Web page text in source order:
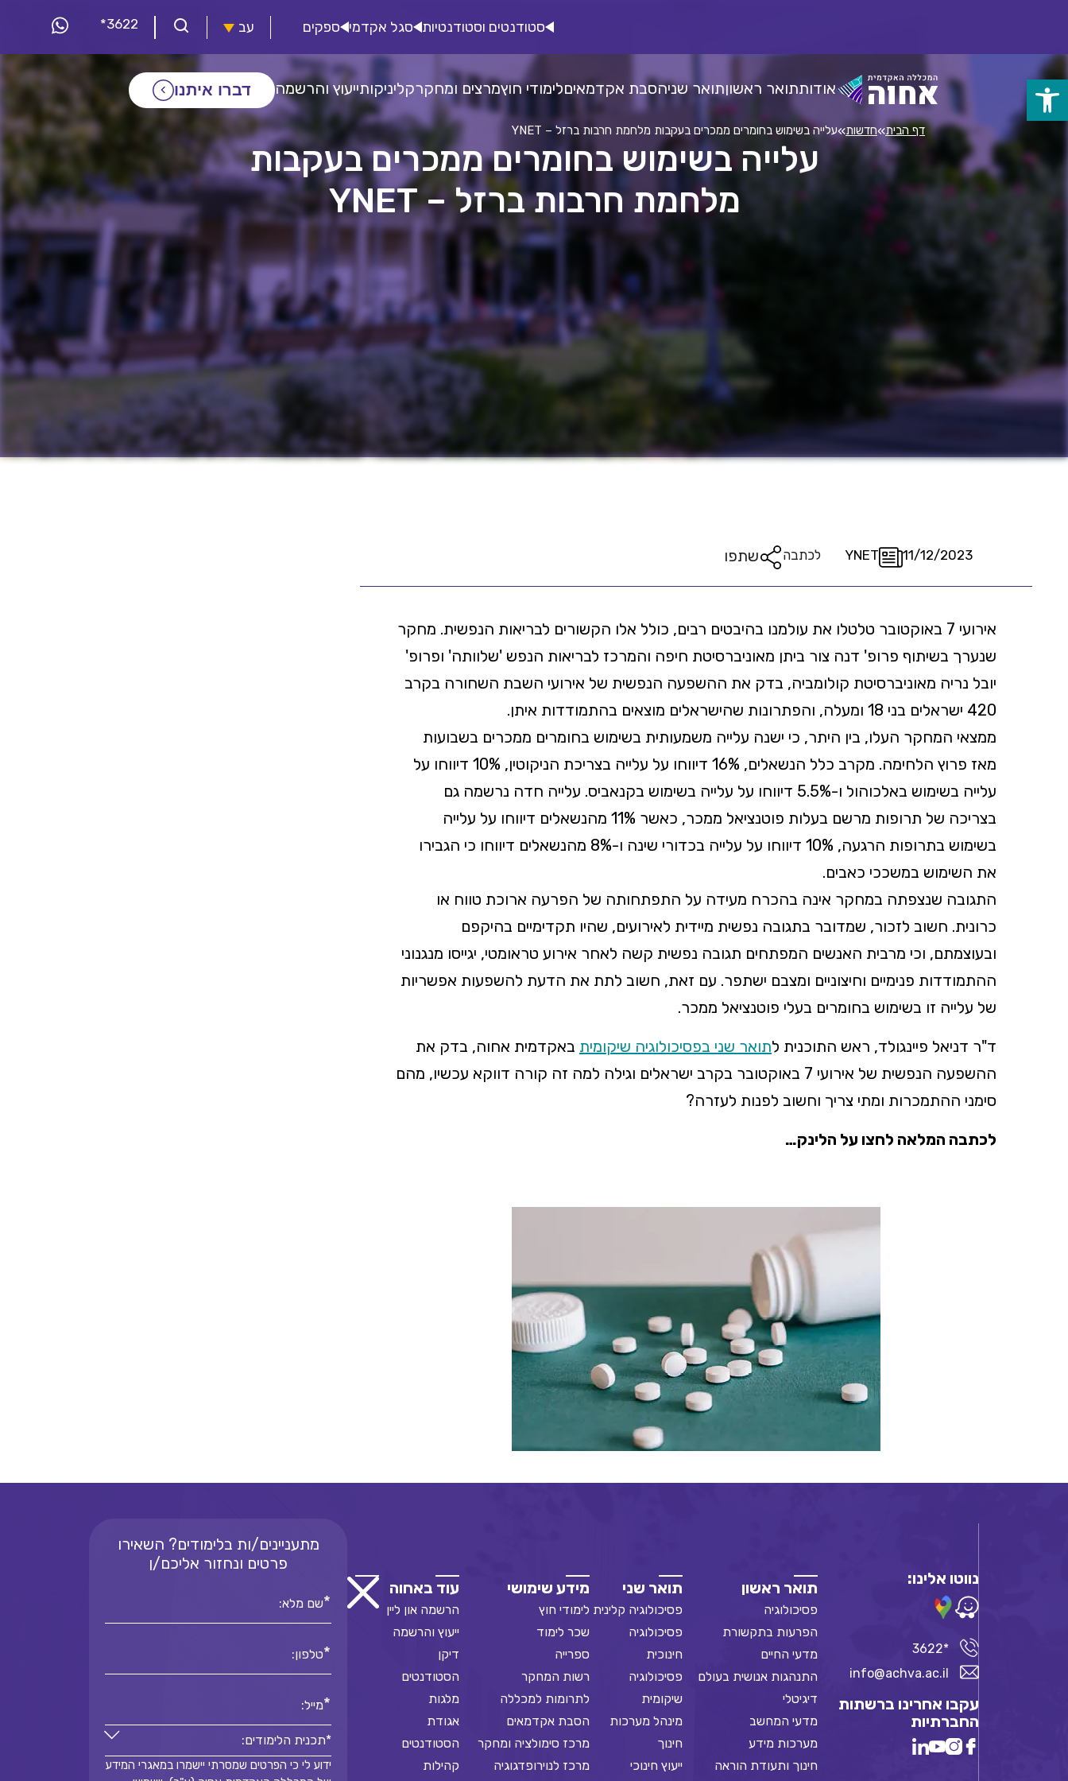
פתח
סרגל
נגישות
סטודנטים וסטודנטיות סגל אקדמי ספקים עב *3622
אודותתואר ראשוןתואר שניהסבת אקדמאיםלימודי חוץמרצים ומחקרקליניקותייעוץ והרשמה דברו איתנו
דף הבית»חדשות»עלייה בשימוש בחומרים ממכרים בעקבות מלחמת חרבות ברזל – YNET
עלייה בשימוש בחומרים ממכרים בעקבות
מלחמת חרבות ברזל – YNET
11/12/2023
YNET לכתבה שתפו
אירועי 7 באוקטובר טלטלו את עולמנו בהיבטים רבים, כולל אלו הקשורים לבריאות הנפשית. מחקר
שנערך בשיתוף פרופ' דנה צור ביתן מאוניברסיטת חיפה והמרכז לבריאות הנפש 'שלוותה' ופרופ'
יובל נריה מאוניברסיטת קולומביה, בדק את ההשפעה הנפשית של אירועי השבת השחורה בקרב
420 ישראלים בני 18 ומעלה, והפתרונות שהישראלים מוצאים בהתמודדות איתן.
ממצאי המחקר העלו, בין היתר, כי ישנה עלייה משמעותית בשימוש בחומרים ממכרים בשבועות
מאז פרוץ הלחימה. מקרב כלל הנשאלים, 16% דיווחו על עלייה בצריכת הניקוטין, 10% דיווחו על
עלייה בשימוש באלכוהול ו-5.5% דיווחו על עלייה בשימוש בקנאביס. עלייה חדה נרשמה גם
בצריכה של תרופות מרשם בעלות פוטנציאל ממכר, כאשר 11% מהנשאלים דיווחו על עלייה
בשימוש בתרופות הרגעה, 10% דיווחו על עלייה בכדורי שינה ו-8% מהנשאלים דיווחו כי הגבירו
את השימוש במשככי כאבים.
התגובה שנצפתה במחקר אינה בהכרח מעידה על התפתחותה של הפרעה ארוכת טווח או
כרונית. חשוב לזכור, שמדובר בתגובה נפשית מיידית לאירועים, שהיו תקדימיים בהיקפם
ובעוצמתם, וכי מרבית האנשים המפתחים תגובה נפשית קשה לאחר אירוע טראומטי, יגייסו מנגנוני
ההתמודדות פנימיים וחיצוניים ומצבם ישתפר. עם זאת, חשוב לתת את הדעת להשפעות אפשריות
של עלייה זו בשימוש בחומרים בעלי פוטנציאל ממכר.
ד"ר דניאל פיינגולד, ראש התוכנית לתואר שני בפסיכולוגיה שיקומית באקדמית אחוה, בדק את
ההשפעה הנפשית של אירועי 7 באוקטובר בקרב ישראלים וגילה למה זה קורה דווקא עכשיו, מהם
סימני ההתמכרות ומתי צריך וחשוב לפנות לעזרה?
לכתבה המלאה לחצו על הלינק…
נווטו אלינו:
*3622
info@achva.ac.il
עקבו אחרינו ברשתות
החברתיות
תואר ראשון
פסיכולוגיה
הפרעות בתקשורת
מדעי החיים
התנהגות אנושית בעולם
דיגיטלי
מדעי המחשב
מערכות מידע
חינוך ותעודת הוראה
תואר שני
פסיכולוגיה קלינית
פסיכולוגיה
חינוכית
פסיכולוגיה
שיקומית
מינהל מערכות
חינוך
ייעוץ חינוכי
מידע שימושי
לימודי חוץ
שכר לימוד
ספרייה
רשות המחקר
לתרומות למכללה
הסבת אקדמאים
מרכז סימולציה ומחקר
מרכז לנוירופדגוגיה
עוד באחוה
הרשמה און ליין
ייעוץ והרשמה
דיקן
הסטודנטים
מלגות
אגודת
הסטודנטים
קהילות
מתעניינים/ות בלימודים? השאירו
פרטים ונחזור אליכם/ן
שם מלא:*
טלפון:*
מייל:*
*תכנית הלימודים:
*תכנית הלימודים:
ידוע לי כי הפרטים שמסרתי יישמרו במאגרי המידע